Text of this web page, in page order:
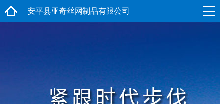
安平县亚奇丝网制品有限公司